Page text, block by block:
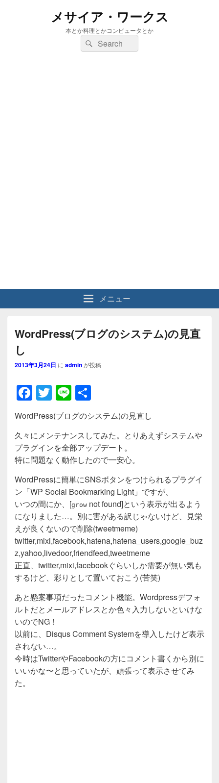
メサイア・ワークス
本とか料理とかコンピュータとか
検
索:
検
索
メニュー
WordPress(ブログのシステム)の見直
し
2013年3月24日 に adminが投稿
F
a
c
e
b
o
o
k
T
wi
tt
er
Li
n
e
有
WordPress(ブログのシステム)の見直し
久々にメンテナンスしてみた。とりあえずシステムや
プラグインを全部アップデート。
特に問題なく動作したので一安心。
WordPressに簡単にSNSボタンをつけられるプラグイ
ン「WP Social Bookmarking Light」ですが、
いつの間にか、[grow not found]という表示が出るよう
になりました…。別に害がある訳じゃないけど、見栄
えが良くないので削除(tweetmeme)
twitter,mixi,facebook,hatena,hatena_users,google_buz
z,yahoo,livedoor,friendfeed,tweetmeme
正直、twitter,mixi,facebookぐらいしか需要が無い気も
するけど、彩りとして置いておこう(苦笑)
あと懸案事項だったコメント機能。Wordpressデフォ
ルトだとメールアドレスとか色々入力しないといけな
いのでNG！
以前に、Disqus Comment Systemを導入したけど表示
されない…。
今時はTwitterやFacebookの方にコメント書くから別に
いいかな〜と思っていたが、頑張って表示させてみ
た。